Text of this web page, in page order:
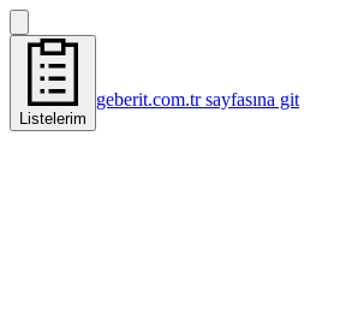
Listelerim
geberit.com.tr sayfasına git